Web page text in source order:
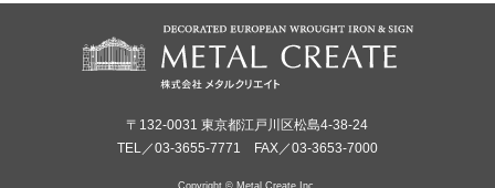
〒132-0031 東京都江戸川区松島4-38-24
TEL／03-3655-7771 FAX／03-3653-7000
Copyright © Metal Create Inc.